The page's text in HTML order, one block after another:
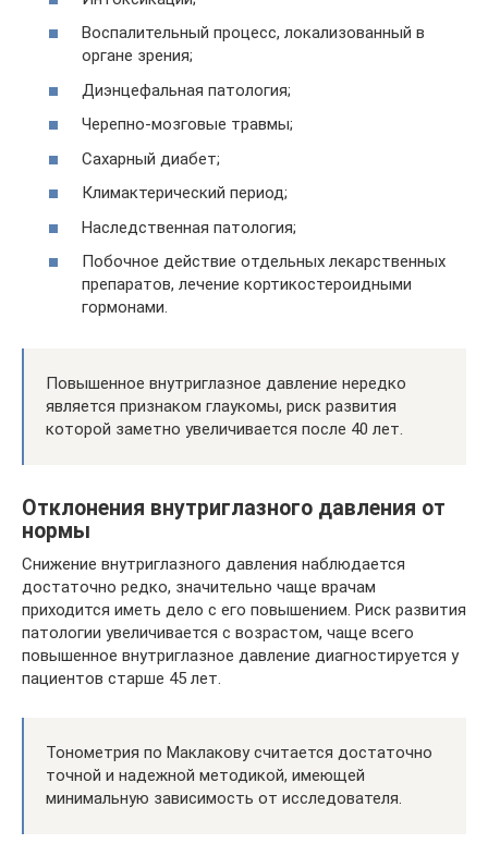
Воспалительный процесс, локализованный в
органе зрения;
Диэнцефальная патология;
Черепно-мозговые травмы;
Сахарный диабет;
Климактерический период;
Наследственная патология;
Побочное действие отдельных лекарственных
препаратов, лечение кортикостероидными
гормонами.
Повышенное внутриглазное давление нередко
является признаком глаукомы, риск развития
которой заметно увеличивается после 40 лет.
Отклонения внутриглазного давления от
нормы
Снижение внутриглазного давления наблюдается
достаточно редко, значительно чаще врачам
приходится иметь дело с его повышением. Риск развития
патологии увеличивается с возрастом, чаще всего
повышенное внутриглазное давление диагностируется у
пациентов старше 45 лет.
Тонометрия по Маклакову считается достаточно
точной и надежной методикой, имеющей
минимальную зависимость от исследователя.